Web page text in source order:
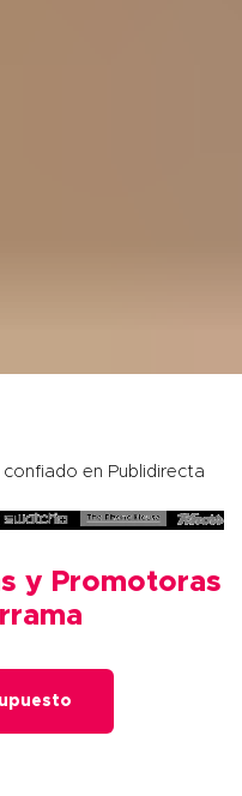
en Publidirecta
y Promotoras